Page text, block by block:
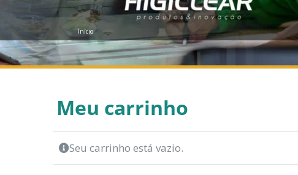
Início
Meu carrinho
Seu carrinho está vazio.